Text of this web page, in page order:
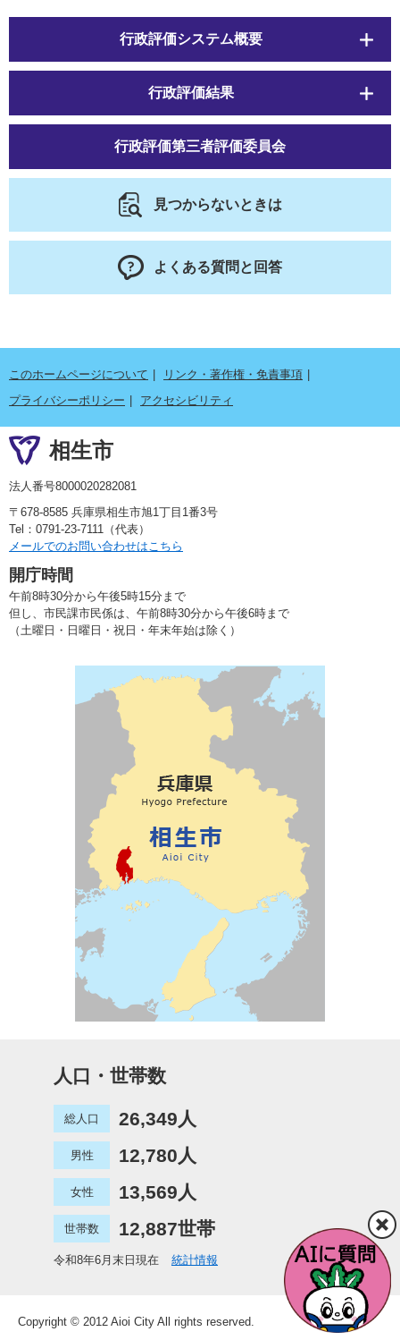
行政評価システム概要
行政評価結果
行政評価第三者評価委員会
見つからないときは
よくある質問と回答
このホームページについて
リンク・著作権・免責事項
プライバシーポリシー
アクセシビリティ
相生市
法人番号8000020282081
〒678-8585 兵庫県相生市旭1丁目1番3号
Tel：0791-23-7111（代表）
メールでのお問い合わせはこちら
開庁時間
午前8時30分から午後5時15分まで
但し、市民課市民係は、午前8時30分から午後6時まで
（土曜日・日曜日・祝日・年末年始は除く）
人口・世帯数
総人口 26,349人
男性 12,780人
女性 13,569人
世帯数 12,887世帯
令和8年6月末日現在 統計情報
Copyright © 2012 Aioi City All rights reserved.